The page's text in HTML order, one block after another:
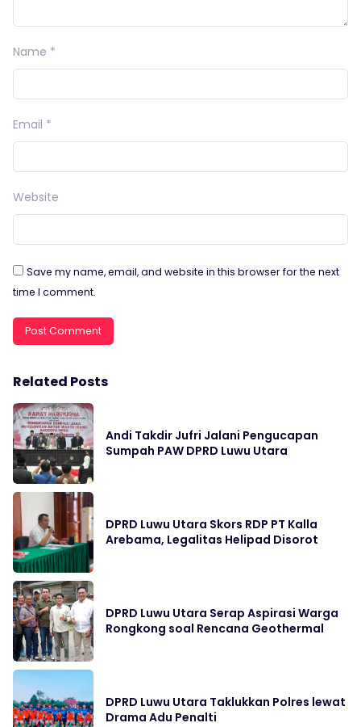
Name *
Email *
Website
Save my name, email, and website in this browser for the next
time I comment.
Related Posts
Andi Takdir Jufri Jalani Pengucapan
Sumpah PAW DPRD Luwu Utara
DPRD Luwu Utara Skors RDP PT Kalla
Arebama, Legalitas Helipad Disorot
DPRD Luwu Utara Serap Aspirasi Warga
Rongkong soal Rencana Geothermal
DPRD Luwu Utara Taklukkan Polres lewat
Drama Adu Penalti